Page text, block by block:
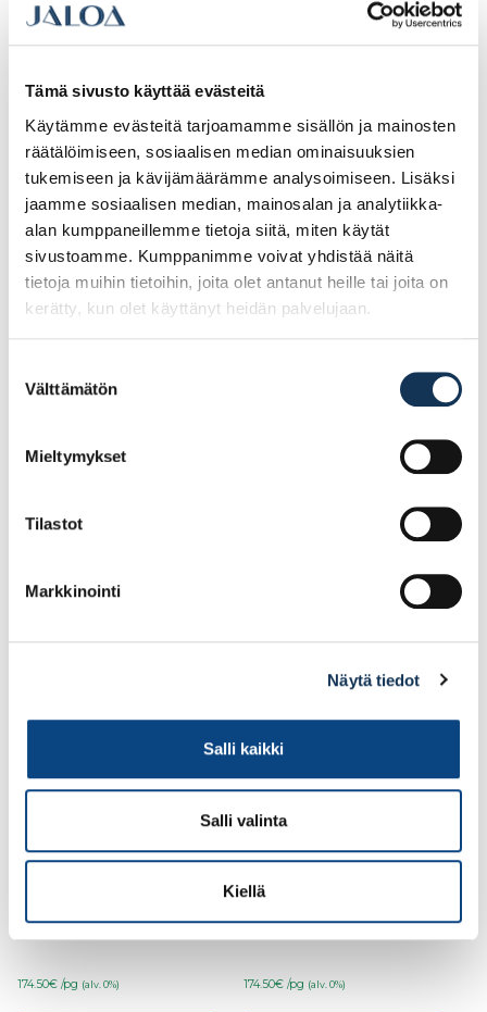
Tämä sivusto käyttää evästeitä
Käytämme evästeitä tarjoamamme sisällön ja mainosten
räätälöimiseen, sosiaalisen median ominaisuuksien
tukemiseen ja kävijämäärämme analysoimiseen. Lisäksi
jaamme sosiaalisen median, mainosalan ja analytiikka-
alan kumppaneillemme tietoja siitä, miten käytät
sivustoamme. Kumppanimme voivat yhdistää näitä
tietoja muihin tietoihin, joita olet antanut heille tai joita on
kerätty, kun olet käyttänyt heidän palvelujaan.
valinta
Välttämätön
Mieltymykset
Tilastot
Markkinointi
Näytä tiedot
Salli kaikki
Salli valinta
Kiellä
Tutustu myös
Gym S3 ortopedinen
keinupohjajalkine,
Lisää tilauskoriin
Turvajalkine Giasco
Fox S3 ortopedinen
keinupohjajalkine,
koko 40 (POISTUVA)
Lisää tilauskoriin
174.50€ /pg (alv. 0%)
Opal S1PS, koko 41
174.50€ /pg (alv. 0%)